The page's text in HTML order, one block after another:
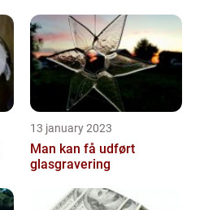
13 january 2023
Man kan få udført
glasgravering